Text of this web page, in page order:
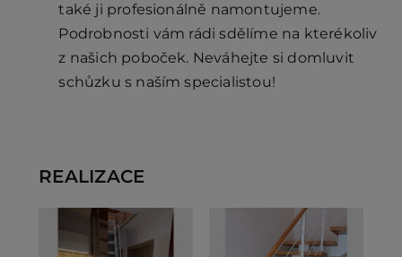
také ji profesionálně namontujeme.
Podrobnosti vám rádi sdělíme na kterékoliv
z našich poboček. Neváhejte si domluvit
schůzku s naším specialistou!
REALIZACE